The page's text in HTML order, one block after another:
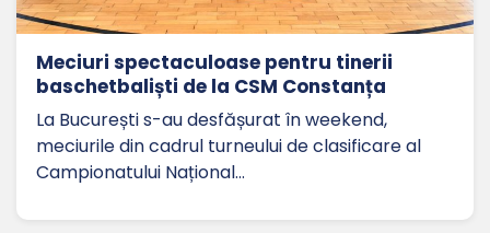
Meciuri spectaculoase pentru tinerii
baschetbaliști de la CSM Constanța
La București s-au desfășurat în weekend,
meciurile din cadrul turneului de clasificare al
Campionatului Național…